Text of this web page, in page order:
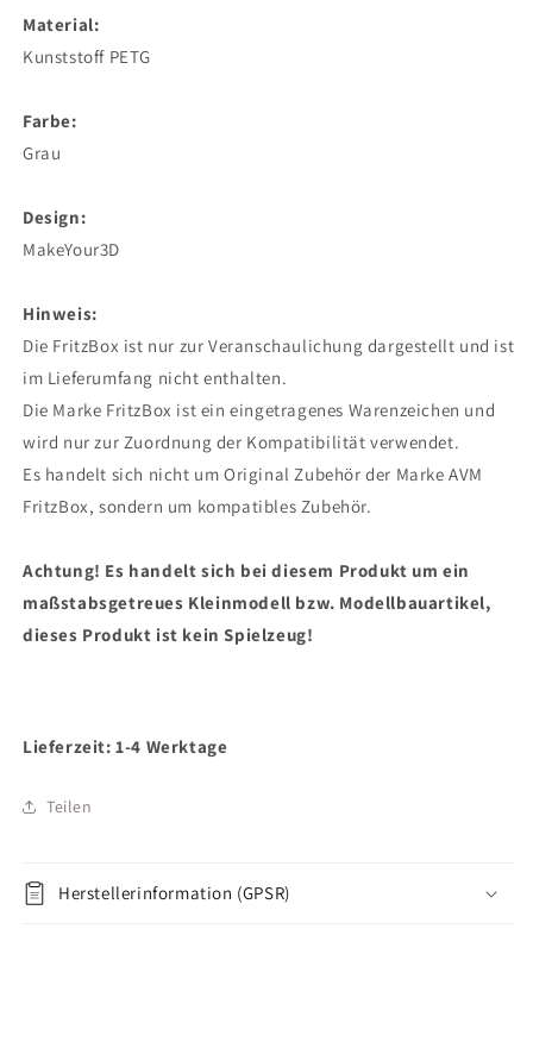
Material:
Kunststoff PETG
Farbe:
Grau
Design:
MakeYour3D
Hinweis:
Die FritzBox ist nur zur Veranschaulichung dargestellt und ist
im Lieferumfang nicht enthalten.
Die Marke FritzBox ist ein eingetragenes Warenzeichen und
wird nur zur Zuordnung der Kompatibilität verwendet.
Es handelt sich nicht um Original Zubehör der Marke AVM
FritzBox, sondern um kompatibles Zubehör.
Achtung! Es handelt sich bei diesem Produkt um ein
maßstabsgetreues Kleinmodell bzw. Modellbauartikel,
dieses Produkt ist kein Spielzeug!
Lieferzeit: 1-4 Werktage
Teilen
Herstellerinformation (GPSR)